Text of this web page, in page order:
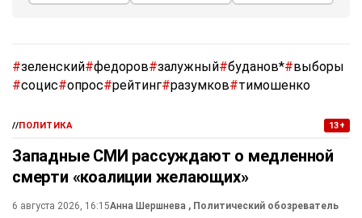
#зеленский#федоров#залужный#буданов*#выборы
#социс#опрос#рейтинг#разумков#тимошенко
//ПОЛИТИКА 13+
Западные СМИ рассуждают о медленной
смерти «коалиции желающих»
6 августа 2026, 16:15Анна Шершнева , Политический обозреватель